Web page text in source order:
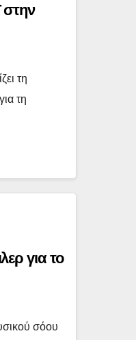
στην
τη
τη
για το
σόου